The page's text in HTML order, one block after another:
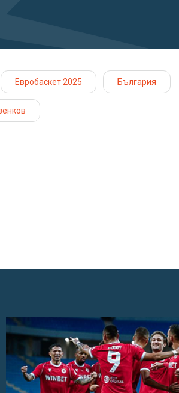
Евробаскет 2025 България